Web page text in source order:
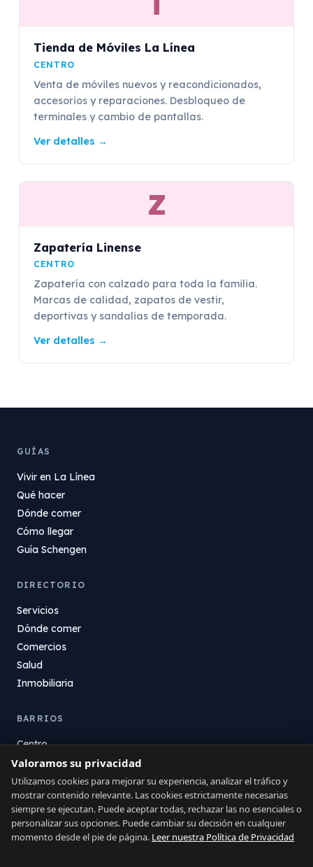
Tienda de Móviles La Línea
CENTRO
Venta de móviles nuevos y reacondicionados,
accesorios y reparaciones. Desbloqueo de
terminales y cambio de pantallas.
Ver detalles →
Z
Zapatería Linense
CENTRO
Zapatería con calzado para toda la familia.
Marcas de calidad, zapatos de vestir,
deportivas y sandalias de temporada.
Ver detalles →
GUÍAS
Vivir en La Línea
Qué hacer
Dónde comer
Cómo llegar
Guía Schengen
DIRECTORIO
Servicios
Dónde comer
Comercios
Salud
Inmobiliaria
BARRIOS
Centro
La Atunara
Poniente
El Zabal
Santa Margarita
La Alcaidesa
Valoramos su privacidad
Utilizamos cookies para mejorar su experiencia, analizar el tráfico y
mostrar contenido relevante. Las cookies estrictamente necesarias
siempre se ejecutan. Puede aceptar todas, rechazar las no esenciales o
personalizar sus opciones. Puede cambiar su decisión en cualquier
momento desde el pie de página. Leer nuestra Política de Privacidad